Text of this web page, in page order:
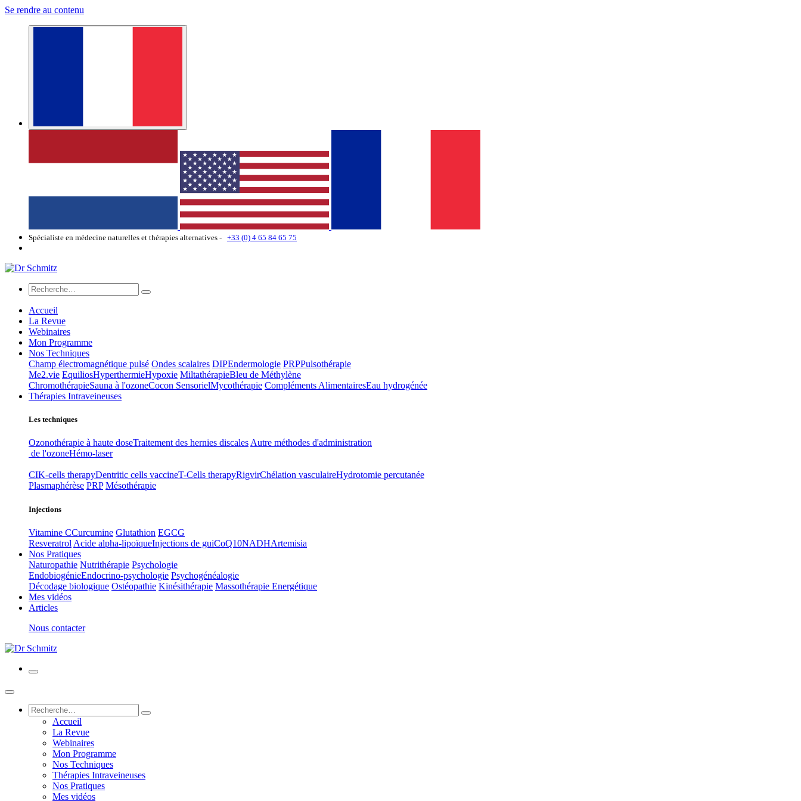
Se rendre au contenu
Spécialiste en médecine naturelles et thérapies alternatives - +33 (0) 4 65 84 65 75
Accueil
La Revue
Webinaires
Mon Programme
Nos Techniques
Champ électromagnétique pulsé Ondes scalaires DIPEndermologie PRPPulsothérapie
Me2.vie EquiliosHyperthermieHypoxie MiltathérapieBleu de Méthylène
ChromothérapieSauna à l'ozoneCocon SensorielMycothérapie Compléments AlimentairesEau hydrogénée
Thérapies Intraveineuses
Les techniques
Ozonothérapie à haute doseTraitement des hernies discales Autre méthodes d'administration
de l'ozoneHémo-laser
CIK-cells therapyDentritic cells vaccineT-Cells therapyRigvirChélation vasculaireHydrotomie percutanée
Plasmaphérèse PRP Mésothérapie
Injections
Vitamine CCurcumine Glutathion EGCG
Resveratrol Acide alpha-lipoïqueInjections de guiCoQ10NADHArtemisia
Nos Pratiques
Naturopathie Nutrithérapie Psychologie
EndobiogénieEndocrino-psychologie Psychogénéalogie
Décodage biologique Ostéopathie Kinésithérapie Massothérapie Energétique
Mes vidéos
Articles
Nous contacter
Accueil
La Revue
Webinaires
Mon Programme
Nos Techniques
Thérapies Intraveineuses
Nos Pratiques
Mes vidéos